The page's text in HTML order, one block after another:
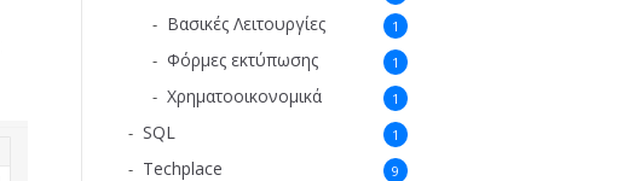
Βασικές Λειτουργίες 1
Φόρμες εκτύπωσης 1
Χρηματοοικονομικά 1
SQL 1
Techplace 9